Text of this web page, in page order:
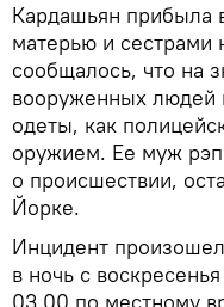
Кардашьян прибыла
матерью и
сообщалось, что на
вооруженных людей
одеты, как
оружием. Ее муж
о происшествии,
Йорке.
Инцидент
в ночь с